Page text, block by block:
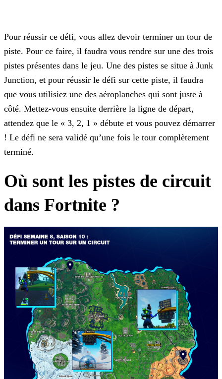
Pour réussir ce défi, vous allez devoir terminer un tour de
piste. Pour ce faire, il faudra vous rendre sur une des trois
pistes présentes dans le jeu. Une des pistes se situe à Junk
Junction, et pour réussir le défi sur cette piste, il faudra
que vous utilisiez une des aéroplanches qui sont juste à
côté. Mettez-vous ensuite derrière la ligne de départ,
attendez que le « 3, 2, 1 » débute et vous pouvez démarrer
! Le défi ne sera validé qu’une fois le tour complètement
terminé.
Où sont les pistes de circuit
dans Fortnite ?